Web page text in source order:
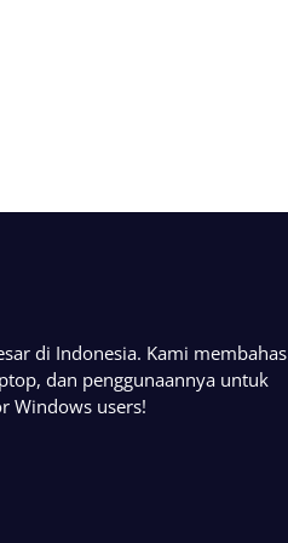
di Indonesia. Kami membahas
dan penggunaannya untuk
Windows users!